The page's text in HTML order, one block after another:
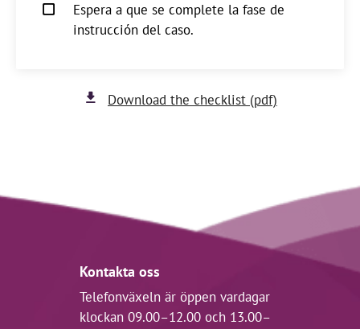
Espera a que se complete la fase de
instrucción del caso.
Download the checklist (pdf)
Kontakta oss
Telefonväxeln är öppen vardagar
klockan 09.00–12.00 och 13.00–